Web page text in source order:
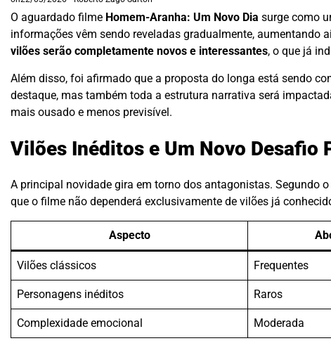
O aguardado filme Homem-Aranha: Um Novo Dia surge como
informações vêm sendo reveladas gradualmente, aumentando
vilões serão completamente novos e interessantes, o que já
Além disso, foi afirmado que a proposta do longa está sendo
destaque, mas também toda a estrutura narrativa será
mais ousado e menos previsível.
Vilões Inéditos e Um Novo Desafio
A principal novidade gira em torno dos antagonistas. Segundo
que o filme não dependerá exclusivamente de vilões já
Aspecto
Vilões clássicos Frequentes
Personagens inéditos Raros
Complexidade emocional Moderada